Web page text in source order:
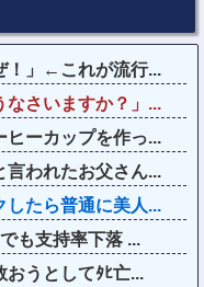
！」←これが流行...
なさいますか？」...
ヒーカップを作っ...
言われたお父さん...
したら普通に美人...
も支持率下落 ...
おうとしてﾀﾋ亡...